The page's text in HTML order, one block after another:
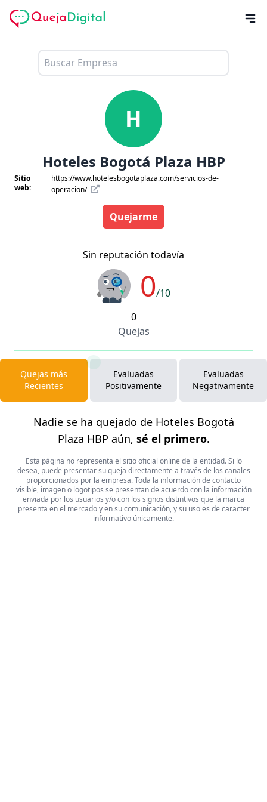
H
Hoteles Bogotá Plaza HBP
Sitio
web:
https://www.hotelesbogotaplaza.com/servicios-de-
operacion/
Quejarme
Sin reputación todavía
0/10
0
Quejas
Quejas más
Recientes
Evaluadas
Positivamente
Evaluadas
Negativamente
Nadie se ha quejado de Hoteles Bogotá
Plaza HBP aún, sé el primero.
Esta página no representa el sitio oficial online de la entidad. Si lo
desea, puede presentar su queja directamente a través de los canales
proporcionados por la empresa. Toda la información de contacto
visible, imagen o logotipos se presentan de acuerdo con la información
enviada por los usuarios y/o con los signos distintivos que la marca
presenta en el mercado y en su comunicación, y su uso es de caracter
informativo únicamente.